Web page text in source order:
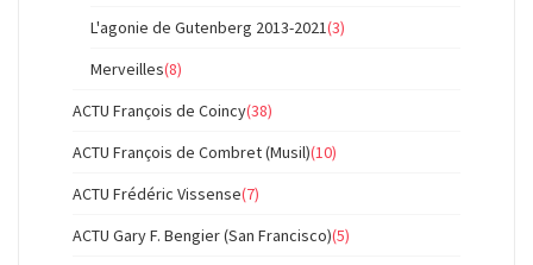
L'agonie de Gutenberg 2013-2021(3)
Merveilles(8)
ACTU François de Coincy(38)
ACTU François de Combret (Musil)(10)
ACTU Frédéric Vissense(7)
ACTU Gary F. Bengier (San Francisco)(5)